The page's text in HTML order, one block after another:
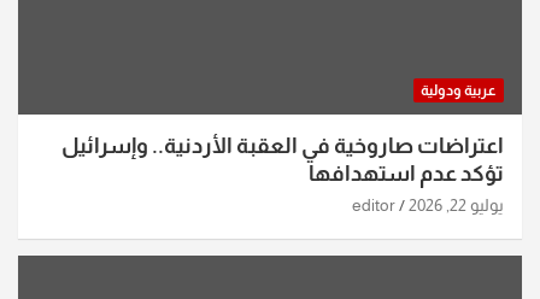
عربية ودولية
اعتراضات صاروخية في العقبة الأردنية.. وإسرائيل
تؤكد عدم استهدافها
يوليو 22, 2026 editor